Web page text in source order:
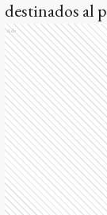
destinados al
Ads